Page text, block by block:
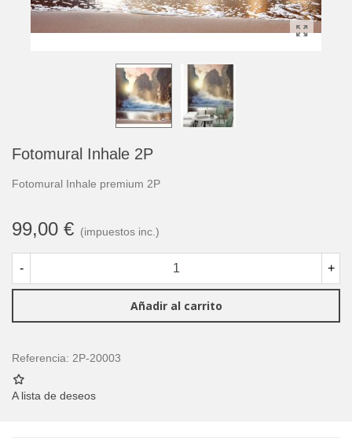
Fotomural Inhale 2P
Fotomural Inhale premium 2P
99,00 € (impuestos inc.)
- +
Añadir al carrito
Referencia: 2P-20003
A lista de deseos